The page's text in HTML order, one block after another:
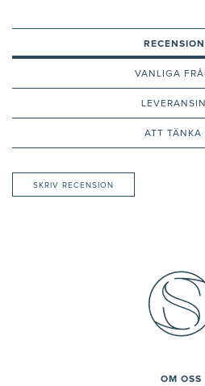
VANLIGA
ATT TÄNKA
SKRIV RECENSION
OM OSS